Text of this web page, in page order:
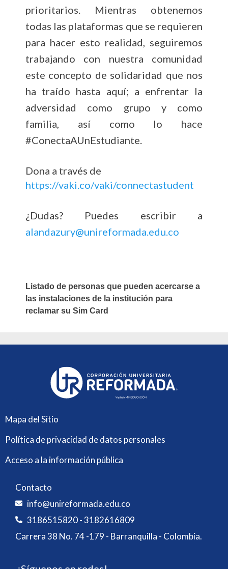
prioritarios. Mientras obtenemos
todas las plataformas que se requieren
para hacer esto realidad, seguiremos
trabajando con nuestra comunidad
este concepto de solidaridad que nos
ha traído hasta aquí; a enfrentar la
adversidad como grupo y como
familia, así como lo hace
#ConectaAUnEstudiante.
Dona a través de
https://vaki.co/vaki/connectastudent
¿Dudas? Puedes escribir a
alandazury@unireformada.edu.co
Listado de personas que pueden acercarse a
las instalaciones de la institución para
reclamar su Sim Card
Mapa del Sitio
Política de privacidad de datos personales
Acceso a la información pública
Contacto
info@unireformada.edu.co
3186515820 - 3182616809
Carrera 38 No. 74 -179 - Barranquilla - Colombia.